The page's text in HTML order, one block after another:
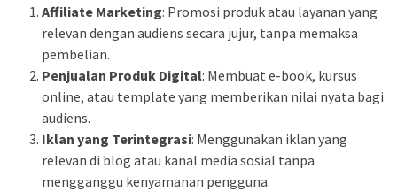
Affiliate Marketing: Promosi produk atau layanan yang
relevan dengan audiens secara jujur, tanpa memaksa
pembelian.
Penjualan Produk Digital: Membuat e-book, kursus
online, atau template yang memberikan nilai nyata bagi
audiens.
Iklan yang Terintegrasi: Menggunakan iklan yang
relevan di blog atau kanal media sosial tanpa
mengganggu kenyamanan pengguna.